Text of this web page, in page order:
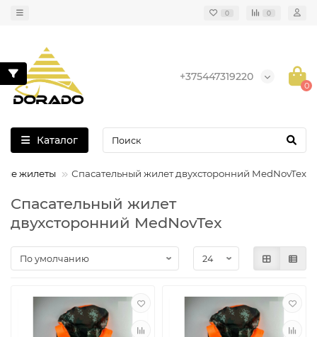
0 0
+375447319220
0
Каталог
жилеты Спасательный жилет двухсторонний MedNovTex
Спасательный жилет
двухсторонний MedNovTex